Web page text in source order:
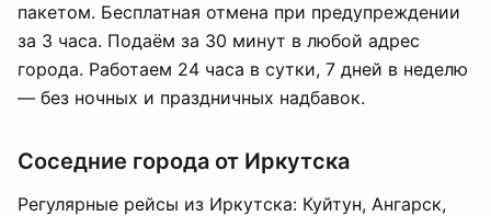
пакетом. Бесплатная отмена при предупреждении
за 3 часа. Подаём за 30 минут в любой адрес
города. Работаем 24 часа в сутки, 7 дней в неделю
— без ночных и праздничных надбавок.
Соседние города от Иркутска
Регулярные рейсы из Иркутска: Куйтун, Ангарск,